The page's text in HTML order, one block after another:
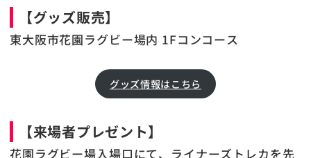
【グッズ販売】
東大阪市花園ラグビー場内 1Fコンコース
グッズ情報はこちら
【来場者プレゼント】
花園ラグビー場入場口にて、ライナーズトレカを先